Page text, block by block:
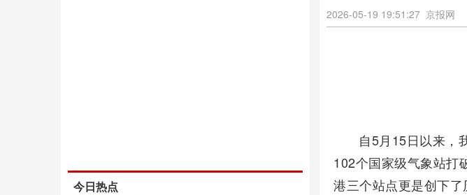
2026-05-19 19:51:27 京报网
自5月15日以来，
102个国家级气象站打
港三个站点更是创下了
今日热点